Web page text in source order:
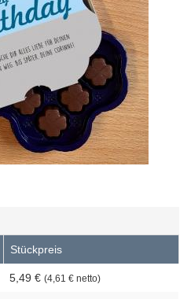
Stückpreis
5,49 € (4,61 € netto)